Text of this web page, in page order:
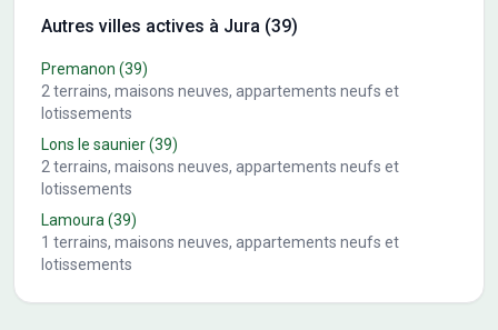
Autres villes actives à Jura (39)
Premanon (39)
2 terrains, maisons neuves, appartements neufs et
lotissements
Lons le saunier(39)
2 terrains, maisons neuves, appartements neufs et
lotissements
Lamoura (39)
1 terrains, maisons neuves, appartements neufs et
lotissements